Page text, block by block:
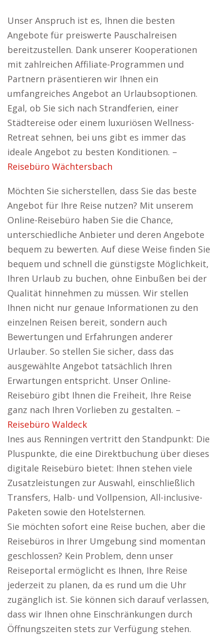
Unser Anspruch ist es, Ihnen die besten
Angebote für preiswerte Pauschalreisen
bereitzustellen. Dank unserer Kooperationen
mit zahlreichen Affiliate-Programmen und
Partnern präsentieren wir Ihnen ein
umfangreiches Angebot an Urlaubsoptionen.
Egal, ob Sie sich nach Strandferien, einer
Städtereise oder einem luxuriösen Wellness-
Retreat sehnen, bei uns gibt es immer das
ideale Angebot zu besten Konditionen. –
Reisebüro Wächtersbach
Möchten Sie sicherstellen, dass Sie das beste
Angebot für Ihre Reise nutzen? Mit unserem
Online-Reisebüro haben Sie die Chance,
unterschiedliche Anbieter und deren Angebote
bequem zu bewerten. Auf diese Weise finden Sie
bequem und schnell die günstigste Möglichkeit,
Ihren Urlaub zu buchen, ohne Einbußen bei der
Qualität hinnehmen zu müssen. Wir stellen
Ihnen nicht nur genaue Informationen zu den
einzelnen Reisen bereit, sondern auch
Bewertungen und Erfahrungen anderer
Urlauber. So stellen Sie sicher, dass das
ausgewählte Angebot tatsächlich Ihren
Erwartungen entspricht. Unser Online-
Reisebüro gibt Ihnen die Freiheit, Ihre Reise
ganz nach Ihren Vorlieben zu gestalten. –
Reisebüro Waldeck
Ines aus Renningen vertritt den Standpunkt: Die
Pluspunkte, die eine Direktbuchung über dieses
digitale Reisebüro bietet: Ihnen stehen viele
Zusatzleistungen zur Auswahl, einschließlich
Transfers, Halb- und Vollpension, All-inclusive-
Paketen sowie den Hotelsternen.
Sie möchten sofort eine Reise buchen, aber die
Reisebüros in Ihrer Umgebung sind momentan
geschlossen? Kein Problem, denn unser
Reiseportal ermöglicht es Ihnen, Ihre Reise
jederzeit zu planen, da es rund um die Uhr
zugänglich ist. Sie können sich darauf verlassen,
dass wir Ihnen ohne Einschränkungen durch
Öffnungszeiten stets zur Verfügung stehen.